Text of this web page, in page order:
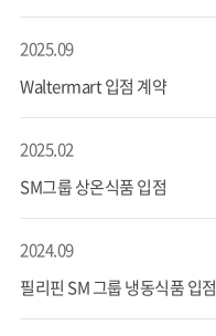
2025.09
Waltermart 입점 계약
2025.02
SM그룹 상온식품 입점
2024.09
필리핀 SM 그룹 냉동식품 입점